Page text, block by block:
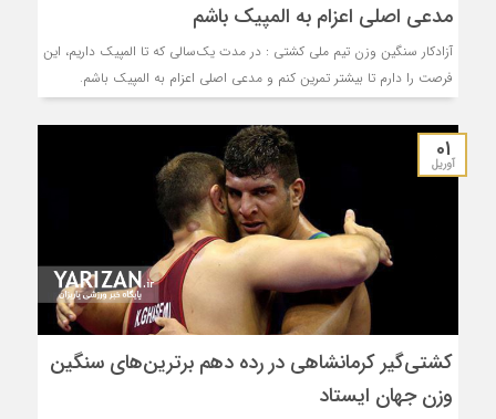
مدعی اصلی اعزام به المپیک باشم
آزادکار سنگین وزن تیم ملی کشتی : در مدت یک‌سالی که تا المپیک داریم، این
فرصت را دارم تا بیشتر تمرین کنم و مدعی اصلی اعزام به المپیک باشم.
01
آوریل
کشتی‌گیر کرمانشاهی در رده دهم برترین‌های سنگین
وزن جهان ایستاد